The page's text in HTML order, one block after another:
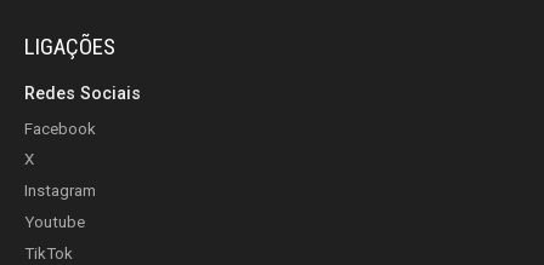
LIGAÇÕES
Redes Sociais
Facebook
X
Instagram
Youtube
TikTok